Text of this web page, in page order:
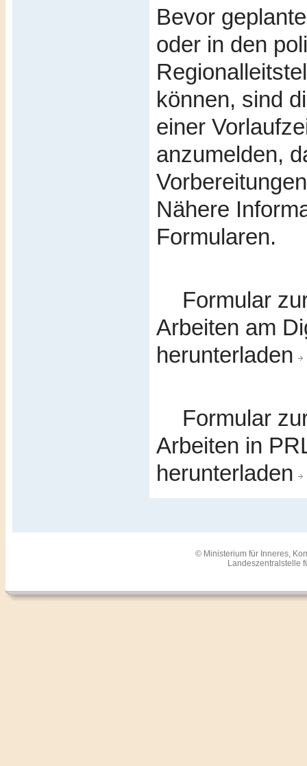
Bevor
oder in den
können, sind
einer
anzumelden,
Nähere
Formularen.
Formular
Arbeiten am
herunterladen
Formular
Arbeiten in
herunterladen
© Ministerium für Inneres,
Landeszentralstelle